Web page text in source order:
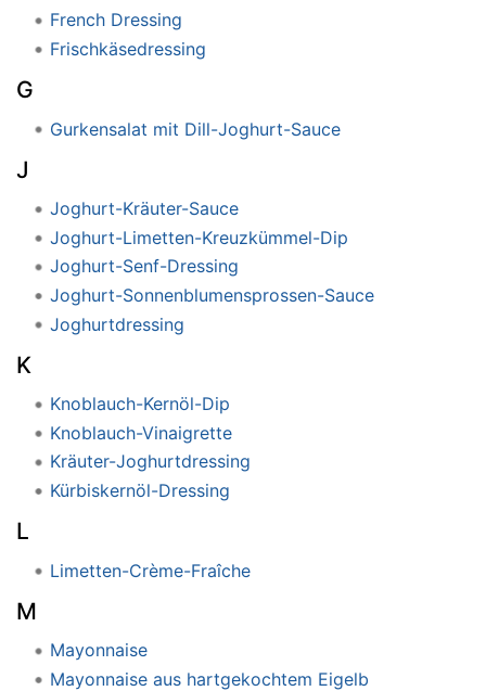
French Dressing
Frischkäsedressing
G
Gurkensalat mit Dill-Joghurt-Sauce
J
Joghurt-Kräuter-Sauce
Joghurt-Limetten-Kreuzkümmel-Dip
Joghurt-Senf-Dressing
Joghurt-Sonnenblumensprossen-Sauce
Joghurtdressing
K
Knoblauch-Kernöl-Dip
Knoblauch-Vinaigrette
Kräuter-Joghurtdressing
Kürbiskernöl-Dressing
L
Limetten-Crème-Fraîche
M
Mayonnaise
Mayonnaise aus hartgekochtem Eigelb